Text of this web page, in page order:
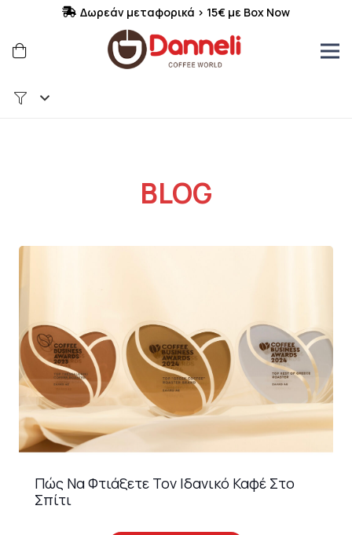
Δωρεάν μεταφορικά > 15€ με Box Now
BLOG
Πώς Να Φτιάξετε Τον Ιδανικό Καφέ Στο
Σπίτι